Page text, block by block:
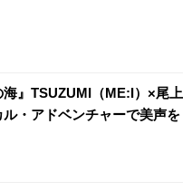
海』TSUZUMI（ME:I）×尾上
・アドベンチャーで美声を